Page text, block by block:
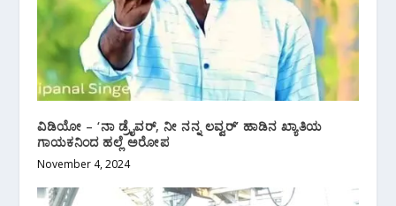
ವಿಡಿಯೋ – ‘ನಾ ಡ್ರೈವರ್, ನೀ ನನ್ನ ಲವ್ವರ್’ ಹಾಡಿನ ಖ್ಯಾತಿಯ
ಗಾಯಕನಿಂದ ಹಲ್ಲೆ ಅರೋಪ
November 4, 2024